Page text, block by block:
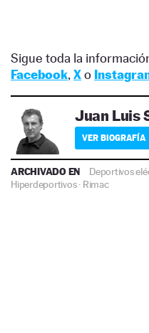
Sigue toda la
Facebook, Xo
Juan Luis
VER BIOGRAFÍA
ARCHIVADO EN Deportivos
Hiperdeportivos· Rimac